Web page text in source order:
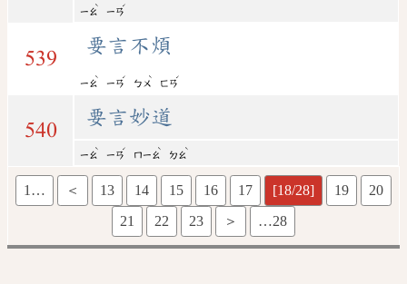
ㄧㄠ
ˋ
ㄧㄢ
ˊ
539
要言不煩
ㄧㄠ
ˋ
ㄧㄢ
ˊ
ㄅㄨ
ˋ
ㄈㄢ
ˊ
540
要言妙道
ㄧㄠ
ˋ
ㄧㄢ
ˊ
ㄇㄧㄠ
ˋ
ㄉㄠ
ˋ
1… ＜ 13 14 15 16 17 [18/28] 19
20
21
22 23 ＞ …28